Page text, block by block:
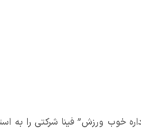
خوب ورزش” فینا شرکتی را به